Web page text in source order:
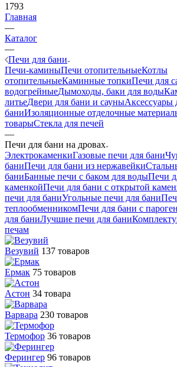
1793
Главная
—
Каталог
—
Печи для бани
Печи-каминыПечи отопительныеКотлы
отопительныеКаминные топкиПечи для
водогрейныеДымоходы, баки для воды
литьеДвери для бани и сауныАксессуары
баниИзоляционные отделочные
товарыСтекла для печей
—
Печи для бани на дровах
ЭлектрокаменкиГазовые печи для бани
баниПечи для бани из нержавейки
баниБанные печи с баком для водыПечи
каменкойПечи для бани с открытой
печи для баниУгольные печи для бани
теплообменникомПечи для бани с
для баниЛучшие печи для бани
печам
Везувий 137 товаров
Ермак 75 товаров
Астон 34 товара
Варвара 230 товаров
Термофор 36 товаров
Ферингер 96 товаров